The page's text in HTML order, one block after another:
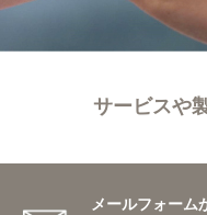
サービスや
メールフォーム